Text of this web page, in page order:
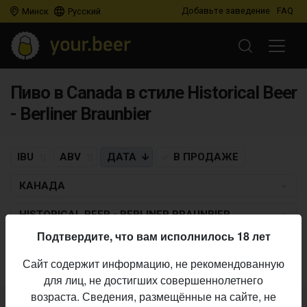
Минск Русский Добавьте заведение FAQ
Пиво в Canada в стиле Historical Beer
- Berliner Braunbier
IBU ABV ДАТА В ПРОДАЖЕ
КАНАДА
HISTORICAL BEER - BERLINER BRAUNBIER
Пиво по заданным критериям не найдено
Подтвердите, что вам исполнилось 18 лет
Сайт содержит информацию, не рекомендованную
для лиц, не достигших совершеннолетнего
возраста. Сведения, размещённые на сайте, не